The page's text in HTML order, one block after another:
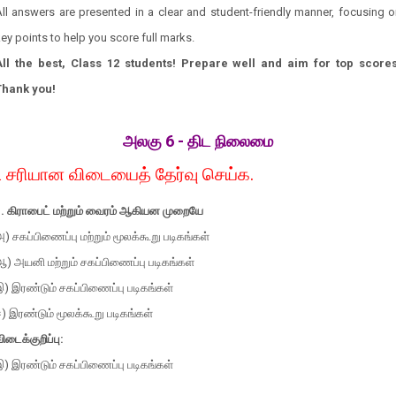
answers are presented in a clear and student-friendly manner, focusing
points to help you score full marks.
the best, Class 12 students! Prepare well and aim for top
you!
அலகு 6 - திட நிலைமை
சரியான விடையைத் தேர்வு செய்க.
கிராபைட் மற்றும் வைரம் ஆகியன முறையே
சகப்பிணைப்பு மற்றும் மூலக்கூறு படிகங்கள்
அயனி மற்றும் சகப்பிணைப்பு படிகங்கள்
இரண்டும் சகப்பிணைப்பு படிகங்கள்
இரண்டும் மூலக்கூறு படிகங்கள்
இரண்டும் சகப்பிணைப்பு படிகங்கள்